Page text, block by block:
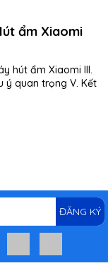
ẩm Xiaomi
hút ẩm Xiaomi III.
ý quan trọng V. Kết
ĐĂNG KÝ